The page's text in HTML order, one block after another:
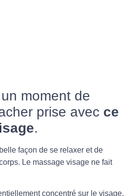
moment de
prise avec ce
.
façon de se relaxer et de
Le massage visage ne fait
concentré sur le visage,